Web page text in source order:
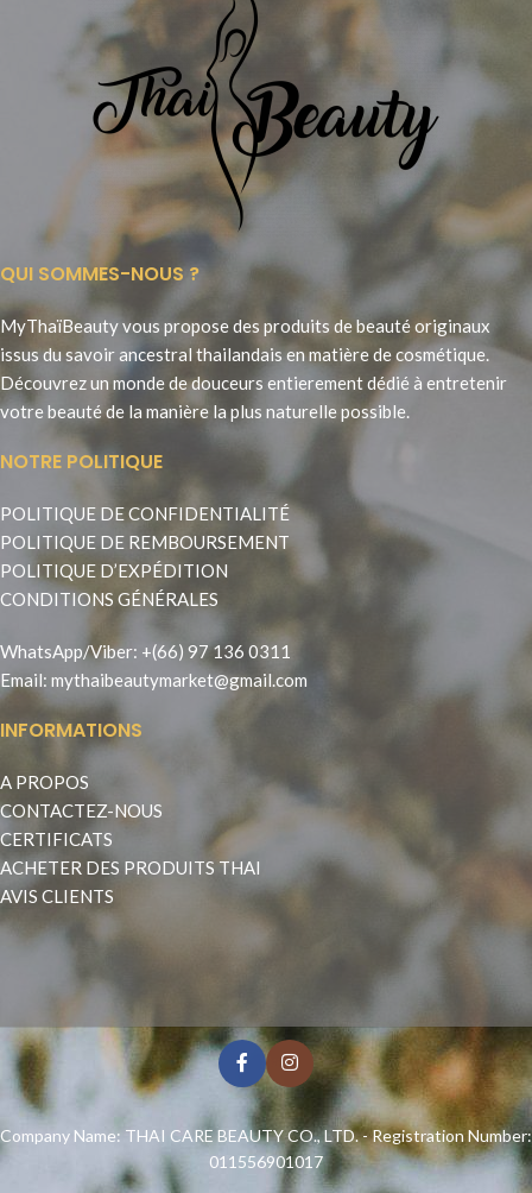
QUI SOMMES-NOUS ?
MyThaïBeauty vous propose des produits de beauté originaux
issus du savoir ancestral thailandais en matière de cosmétique.
Découvrez un monde de douceurs entierement dédié à entretenir
votre beauté de la manière la plus naturelle possible.
NOTRE POLITIQUE
POLITIQUE DE CONFIDENTIALITÉ
POLITIQUE DE REMBOURSEMENT
POLITIQUE D’EXPÉDITION
CONDITIONS GÉNÉRALES
WhatsApp/Viber: +(66) 97 136 0311
Email: mythaibeautymarket@gmail.com
INFORMATIONS
A PROPOS
CONTACTEZ-NOUS
CERTIFICATS
ACHETER DES PRODUITS THAI
AVIS CLIENTS
Company Name: THAI CARE BEAUTY CO., LTD. - Registration Number:
011556901017